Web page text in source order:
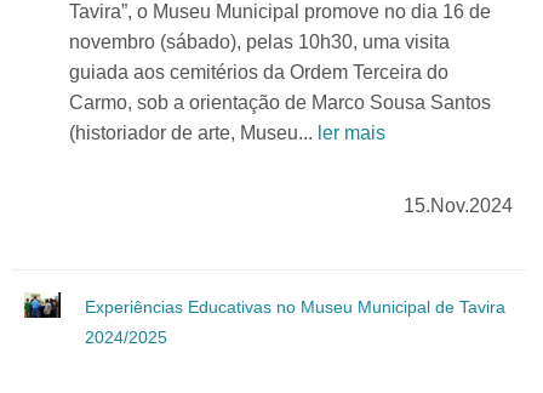
Tavira”, o Museu Municipal promove no dia 16 de
novembro (sábado), pelas 10h30, uma visita
guiada aos cemitérios da Ordem Terceira do
Carmo, sob a orientação de Marco Sousa Santos
(historiador de arte, Museu... ler mais
15.Nov.2024
Experiências Educativas no Museu Municipal de Tavira
2024/2025